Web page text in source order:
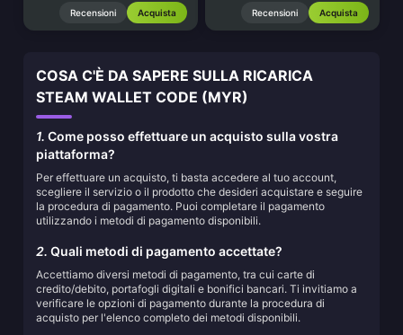
Recensioni Acquista Recensioni Acquista
COSA C'È DA SAPERE SULLA RICARICA
STEAM WALLET CODE (MYR)
1. Come posso effettuare un acquisto sulla vostra
piattaforma?
Per effettuare un acquisto, ti basta accedere al tuo account,
scegliere il servizio o il prodotto che desideri acquistare e seguire
la procedura di pagamento. Puoi completare il pagamento
utilizzando i metodi di pagamento disponibili.
2. Quali metodi di pagamento accettate?
Accettiamo diversi metodi di pagamento, tra cui carte di
credito/debito, portafogli digitali e bonifici bancari. Ti invitiamo a
verificare le opzioni di pagamento durante la procedura di
acquisto per l'elenco completo dei metodi disponibili.